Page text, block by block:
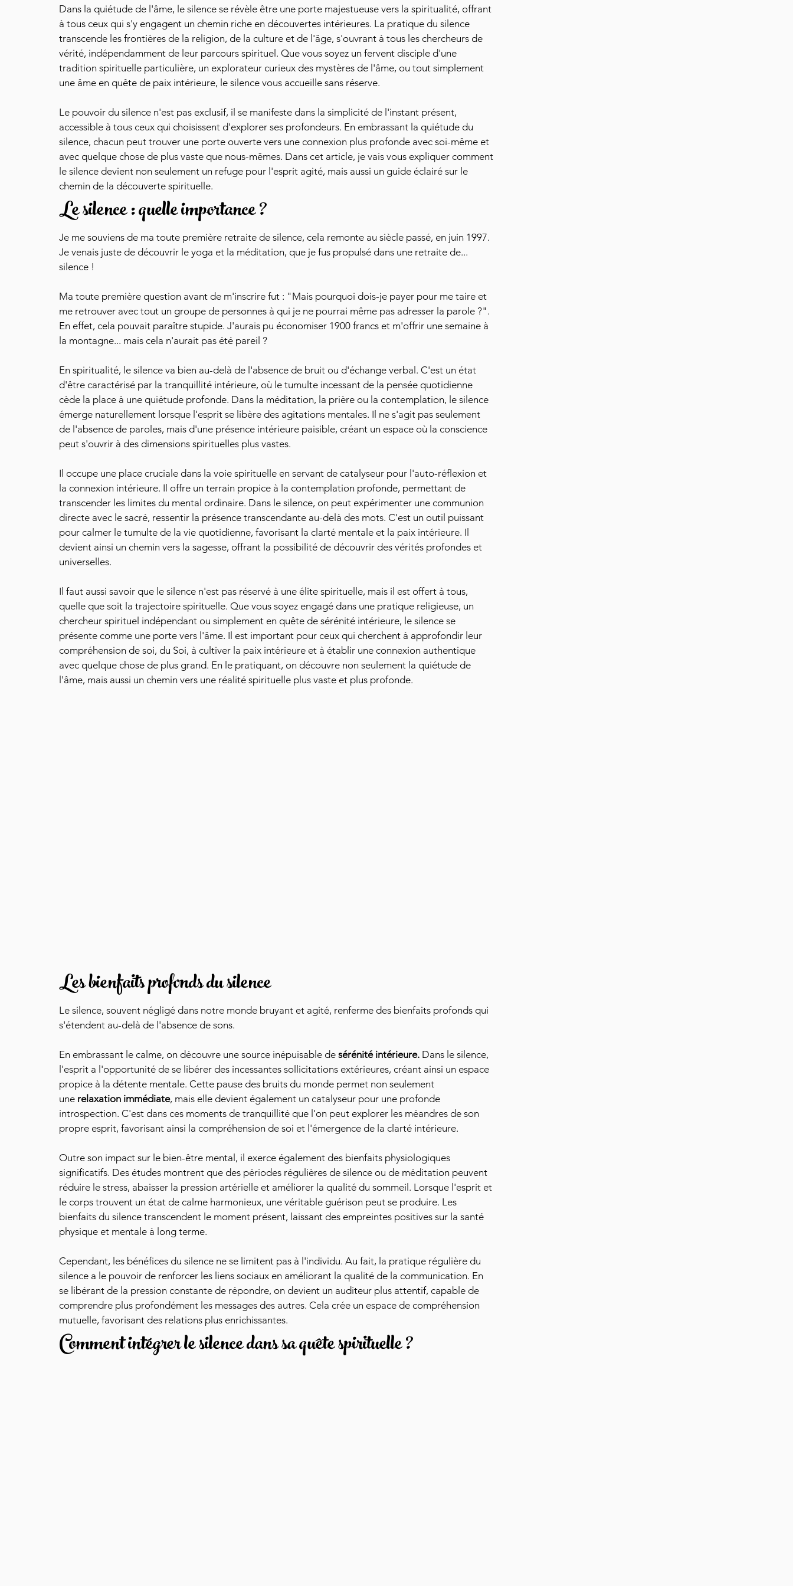
Dans la quiétude de l'âme, le silence se révèle être une porte majestueuse vers la spiritualité, offrant
à tous ceux qui s'y engagent un chemin riche en découvertes intérieures. La pratique du silence
transcende les frontières de la religion, de la culture et de l'âge, s'ouvrant à tous les chercheurs de
vérité, indépendamment de leur parcours spirituel. Que vous soyez un fervent disciple d'une
tradition spirituelle particulière, un explorateur curieux des mystères de l'âme, ou tout simplement
une âme en quête de paix intérieure, le silence vous accueille sans réserve.
Le pouvoir du silence n'est pas exclusif, il se manifeste dans la simplicité de l'instant présent,
accessible à tous ceux qui choisissent d'explorer ses profondeurs. En embrassant la quiétude du
silence, chacun peut trouver une porte ouverte vers une connexion plus profonde avec soi-même et
avec quelque chose de plus vaste que nous-mêmes. Dans cet article, je vais vous expliquer comment
le silence devient non seulement un refuge pour l'esprit agité, mais aussi un guide éclairé sur le
chemin de la découverte spirituelle.
Le silence : quelle importance ?
Je me souviens de ma toute première retraite de silence, cela remonte au siècle passé, en juin 1997.
Je venais juste de découvrir le yoga et la méditation, que je fus propulsé dans une retraite de...
silence !
Ma toute première question avant de m'inscrire fut : "Mais pourquoi dois-je payer pour me taire et
me retrouver avec tout un groupe de personnes à qui je ne pourrai même pas adresser la parole ?".
En effet, cela pouvait paraître stupide. J'aurais pu économiser 1900 francs et m'offrir une semaine à
la montagne... mais cela n'aurait pas été pareil ?
En spiritualité, le silence va bien au-delà de l'absence de bruit ou d'échange verbal. C'est un état
d'être caractérisé par la tranquillité intérieure, où le tumulte incessant de la pensée quotidienne
cède la place à une quiétude profonde. Dans la méditation, la prière ou la contemplation, le silence
émerge naturellement lorsque l'esprit se libère des agitations mentales. Il ne s'agit pas seulement
de l'absence de paroles, mais d'une présence intérieure paisible, créant un espace où la conscience
peut s'ouvrir à des dimensions spirituelles plus vastes.
Il occupe une place cruciale dans la voie spirituelle en servant de catalyseur pour l'auto-réflexion et
la connexion intérieure. Il offre un terrain propice à la contemplation profonde, permettant de
transcender les limites du mental ordinaire. Dans le silence, on peut expérimenter une communion
directe avec le sacré, ressentir la présence transcendante au-delà des mots. C'est un outil puissant
pour calmer le tumulte de la vie quotidienne, favorisant la clarté mentale et la paix intérieure. Il
devient ainsi un chemin vers la sagesse, offrant la possibilité de découvrir des vérités profondes et
universelles.
Il faut aussi savoir que le silence n'est pas réservé à une élite spirituelle, mais il est offert à tous,
quelle que soit la trajectoire spirituelle. Que vous soyez engagé dans une pratique religieuse, un
chercheur spirituel indépendant ou simplement en quête de sérénité intérieure, le silence se
présente comme une porte vers l'âme. Il est important pour ceux qui cherchent à approfondir leur
compréhension de soi, du Soi, à cultiver la paix intérieure et à établir une connexion authentique
avec quelque chose de plus grand. En le pratiquant, on découvre non seulement la quiétude de
l'âme, mais aussi un chemin vers une réalité spirituelle plus vaste et plus profonde.
Les bienfaits profonds du silence
Le silence, souvent négligé dans notre monde bruyant et agité, renferme des bienfaits profonds qui
s'étendent au-delà de l'absence de sons.
En embrassant le calme, on découvre une source inépuisable de sérénité intérieure. Dans le silence,
l'esprit a l'opportunité de se libérer des incessantes sollicitations extérieures, créant ainsi un espace
propice à la détente mentale. Cette pause des bruits du monde permet non seulement
une relaxation immédiate, mais elle devient également un catalyseur pour une profonde
introspection. C'est dans ces moments de tranquillité que l'on peut explorer les méandres de son
propre esprit, favorisant ainsi la compréhension de soi et l'émergence de la clarté intérieure.
Outre son impact sur le bien-être mental, il exerce également des bienfaits physiologiques
significatifs. Des études montrent que des périodes régulières de silence ou de méditation peuvent
réduire le stress, abaisser la pression artérielle et améliorer la qualité du sommeil. Lorsque l'esprit et
le corps trouvent un état de calme harmonieux, une véritable guérison peut se produire. Les
bienfaits du silence transcendent le moment présent, laissant des empreintes positives sur la santé
physique et mentale à long terme.
Cependant, les bénéfices du silence ne se limitent pas à l'individu. Au fait, la pratique régulière du
silence a le pouvoir de renforcer les liens sociaux en améliorant la qualité de la communication. En
se libérant de la pression constante de répondre, on devient un auditeur plus attentif, capable de
comprendre plus profondément les messages des autres. Cela crée un espace de compréhension
mutuelle, favorisant des relations plus enrichissantes.
Comment intégrer le silence dans sa quête spirituelle ?